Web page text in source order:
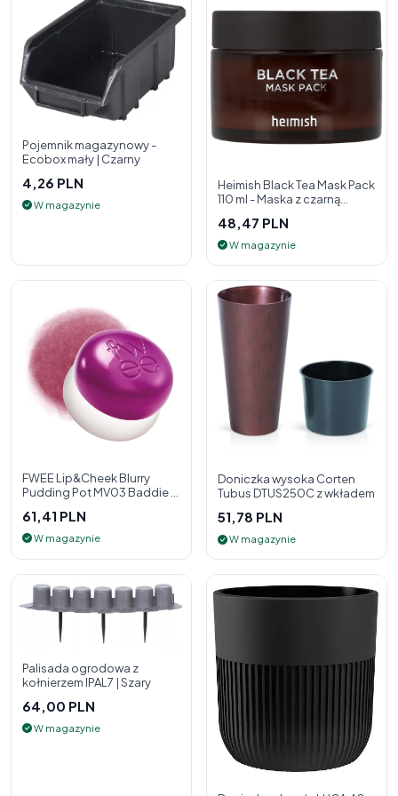
Pojemnik magazynowy -
Ecobox mały | Czarny
4,26 PLN
W magazynie
Heimish Black Tea Mask Pack
110 ml - Maska z czarną
48,47 PLN
W magazynie
FWEE Lip&Cheek Blurry
Pudding Pot MV03 Baddie 5
policzk
61,41 PLN
W magazynie
Doniczka wysoka Corten
Tubus DTUS250C z wkładem
51,78 PLN
W magazynie
Palisada ogrodowa z
kołnierzem IPAL7 | Szary
64,00 PLN
W magazynie